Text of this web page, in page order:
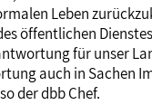
Leben
öffentlichen
für unser
auch in Sachen
der dbb Chef.